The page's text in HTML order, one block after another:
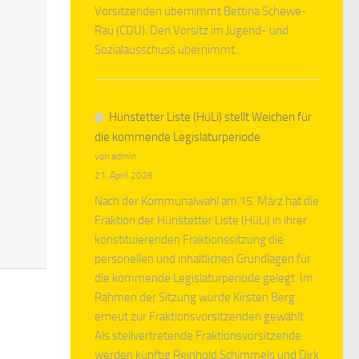
Vorsitzenden übernimmt Bettina Schewe-
Rau (CDU). Den Vorsitz im Jugend- und
Sozialausschuss übernimmt...
Hünstetter Liste (HüLi) stellt Weichen für
die kommende Legislaturperiode
von admin
21. April 2026
Nach der Kommunalwahl am 15. März hat die
Fraktion der Hünstetter Liste (HüLi) in ihrer
konstituierenden Fraktionssitzung die
personellen und inhaltlichen Grundlagen für
die kommende Legislaturperiode gelegt. Im
Rahmen der Sitzung wurde Kirsten Berg
erneut zur Fraktionsvorsitzenden gewählt.
Als stellvertretende Fraktionsvorsitzende
werden künftig Reinhold Schimmels und Dirk